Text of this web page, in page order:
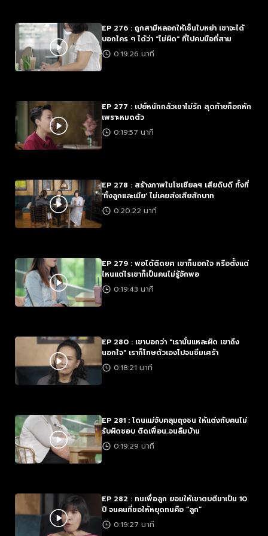
EP 276 : ถูกสามีหลอกให้เซ็นใบหย่า เขาจะได้
บอกใคร ๆ ได้ว่า "ไม่ผิด" ที่ไปคบมือที่สาม
0:19:26 นาที
EP 277 : เปย์หนักกลัวเขาไม่รัก สุดท้ายก็อกหัก
เพราะหมดตัว
0:19:57 นาที
EP 278 : สร้างภาพในโซเชียลฯ เสียดิบดี ทั้งที่
'ทิ้งลูกและเมีย' ไม่เคยส่งเสียสักบาท
0:20:22 นาที
EP 279 : พอได้ติดยศ เขาก็นอกใจ หรือตั้งแต่
ไหนแต่ไรเขาก็เป็นคนไม่รู้จักพอ
0:19:43 นาที
EP 280 : เขาบอกว่า "เรานั่นแหละผิด เขาถึง
นอกใจ" เราก็โทษตัวเองไปจนซึมเศร้า
0:18:21 นาที
EP 281 : โดนแม่จับคลุมถุงชน ให้แต่งกับคนไม่
รับผิดชอบ ติดเพื่อน..จนลืมบ้าน
0:19:29 นาที
EP 282 : ทนเพื่อลูก ยอมให้เขาตบตีมาเป็น 10
ปี จนคนที่ขอให้หยุดทนคือ “ลูก”
0:19:27 นาที